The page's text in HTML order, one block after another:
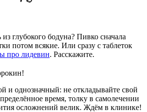
глубокого бодуна? Пивко сначала
потом всякие. Или сразу с таблеток
про лидевин. Расскажите.
и однозначный: не откладывайте свой
время, толку в самолечении
осложнений велик. Ждём в клинике!